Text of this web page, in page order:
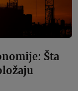
Šta